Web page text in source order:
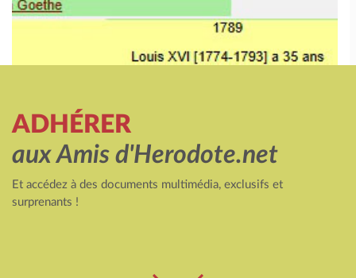
ADHÉRER
aux Amis d'Herodote.net
Et accédez à des documents multimédia, exclusifs et
surprenants !